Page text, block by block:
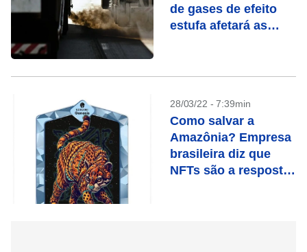
de gases de efeito
estufa afetará as
28/03/22 - 7:39min
Como salvar a
Amazônia? Empresa
brasileira diz que
NFTs são a resposta